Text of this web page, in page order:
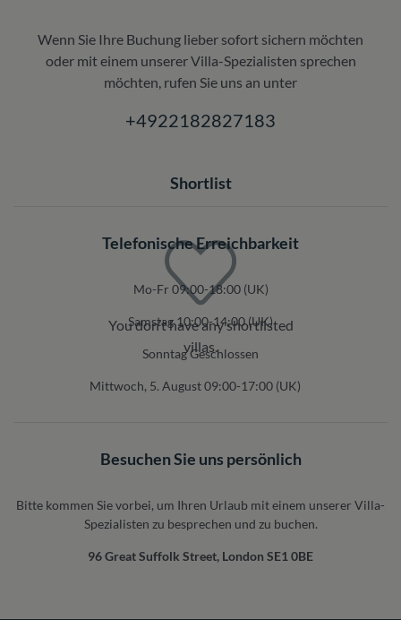
Wenn Sie Ihre Buchung lieber sofort sichern möchten
oder mit einem unserer Villa-Spezialisten sprechen
möchten, rufen Sie uns an unter
+4922182827183
Shortlist
You don’t have any shortlisted
villas.
Telefonische Erreichbarkeit
Mo-Fr 09:00-18:00 (UK)
Samstag 10:00-14:00 (UK)
Sonntag Geschlossen
Mittwoch, 5. August 09:00-17:00 (UK)
Besuchen Sie uns persönlich
Bitte kommen Sie vorbei, um Ihren Urlaub mit einem unserer Villa-
Spezialisten zu besprechen und zu buchen.
96 Great Suffolk Street, London SE1 0BE